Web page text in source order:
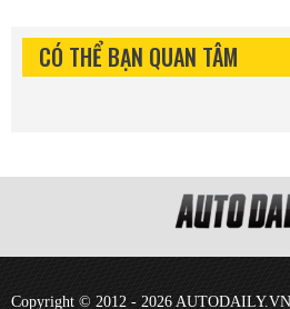
CÓ THỂ BẠN QUAN TÂM
Copyright © 2012 - 2026